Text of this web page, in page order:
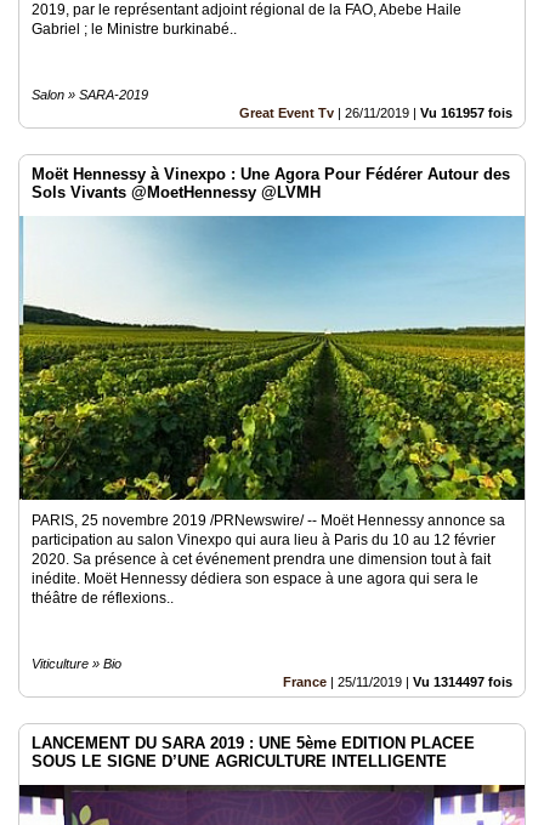
2019, par le représentant adjoint régional de la FAO, Abebe Haile
Gabriel ; le Ministre burkinabé..
Salon » SARA-2019
Great Event Tv | 26/11/2019 | Vu 161957 fois
Moët Hennessy à Vinexpo : Une Agora Pour Fédérer Autour des
Sols Vivants @MoetHennessy @LVMH
PARIS, 25 novembre 2019 /PRNewswire/ -- Moët Hennessy annonce sa
participation au salon Vinexpo qui aura lieu à Paris du 10 au 12 février
2020. Sa présence à cet événement prendra une dimension tout à fait
inédite. Moët Hennessy dédiera son espace à une agora qui sera le
théâtre de réflexions..
Viticulture » Bio
France | 25/11/2019 | Vu 1314497 fois
LANCEMENT DU SARA 2019 : UNE 5ème EDITION PLACEE
SOUS LE SIGNE D’UNE AGRICULTURE INTELLIGENTE